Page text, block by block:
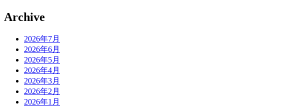
Archive
2026年7月
2026年6月
2026年5月
2026年4月
2026年3月
2026年2月
2026年1月